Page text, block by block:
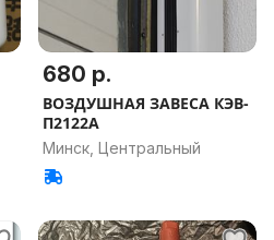
680 р.
ВОЗДУШНАЯ ЗАВЕСА КЭВ-
П2122А
Минск, Центральный